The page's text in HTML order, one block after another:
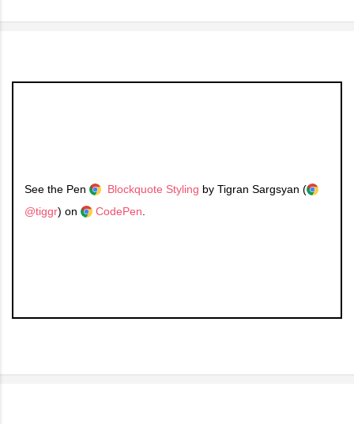
See the Pen Blockquote Styling by Tigran Sargsyan (
@tiggr) on CodePen